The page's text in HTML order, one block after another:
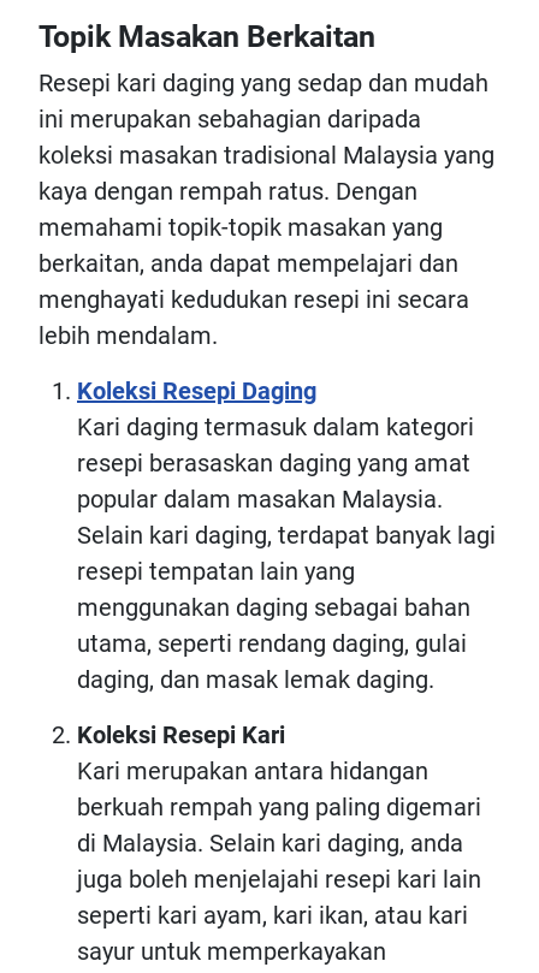
Topik Masakan Berkaitan
Resepi kari daging yang sedap dan mudah
ini merupakan sebahagian daripada
koleksi masakan tradisional Malaysia yang
kaya dengan rempah ratus. Dengan
memahami topik-topik masakan yang
berkaitan, anda dapat mempelajari dan
menghayati kedudukan resepi ini secara
lebih mendalam.
Koleksi Resepi Daging
Kari daging termasuk dalam kategori
resepi berasaskan daging yang amat
popular dalam masakan Malaysia.
Selain kari daging, terdapat banyak lagi
resepi tempatan lain yang
menggunakan daging sebagai bahan
utama, seperti rendang daging, gulai
daging, dan masak lemak daging.
Koleksi Resepi Kari
Kari merupakan antara hidangan
berkuah rempah yang paling digemari
di Malaysia. Selain kari daging, anda
juga boleh menjelajahi resepi kari lain
seperti kari ayam, kari ikan, atau kari
sayur untuk memperkayakan